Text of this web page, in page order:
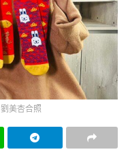
美杏合照